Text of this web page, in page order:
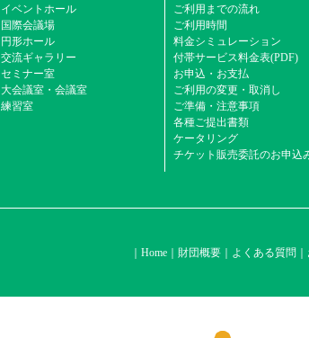
イベントホール
国際会議場
円形ホール
交流ギャラリー
セミナー室
大会議室・会議室
練習室
ご利用までの流れ
ご利用時間
料金シミュレーション
付帯サービス料金表(PDF)
お申込・お支払
ご利用の変更・取消し
ご準備・注意事項
各種ご提出書類
ケータリング
チケット販売委託のお申込
Home 財団概要 よくある質問